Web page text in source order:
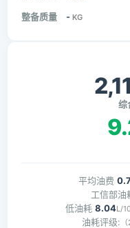
整备质量 - KG
综
平均油费
工信部油
低油耗 8.04L/
油耗评级: